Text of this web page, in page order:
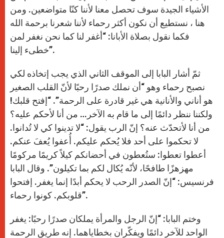
الأشياء الجيدة سوف تحصل معنا لأننا كنّا متواضعين. ومن
هنا ، نستطيع أن نكون أكثر رحماء لأننا شعرنا برحمة الله
فكما نقول بصلاة الأبانا: “أغفر لنا كما نحن نغفر لمن
خطىء إلينا”.
ثمّ أشار البابا إلى الموقف الثاني الذي يجب إتخاذه لكي
نصبح رحماء وهو “أن نملك صدرًا رحبًا لأنّ القلب الصغير
هو أناني والأنانية هي غير قادرة على الرحمة”. “إفتح قلبك!
ولكننا ننظر دائمًا إلى ما قام به الآخر… من أنا لأحكم عليه؟
من أنا لأتحدّث عنه؟ إنّ الرب يقول: “لا تدينوا كي لا تُدانوا.
لا تحكموا على أحد فلا يُحكم عليكم. أُعفوا يُعفَ عنكم.
أعطوا تعطوا: ستُعطون في أحضانكم كيلاً كريمًا مركومًا
مهزهزًا طافحًا، لأنّه يُكال لكم بما تكيلون”. وقال البابا
فرنسيس: “إنّ الصدر الرحب لا يحكم أبدًا إنما يغفر. إفتحوا
قلوبكم. كونوا رحماء”.
وختم البابا: “إنّ الرجل والمرأة يملكان صدرًا رحبًا: يغفر
الواحد للآخر دائمًا ويفكّران بخطاياهما. إنه طريق الرحمة